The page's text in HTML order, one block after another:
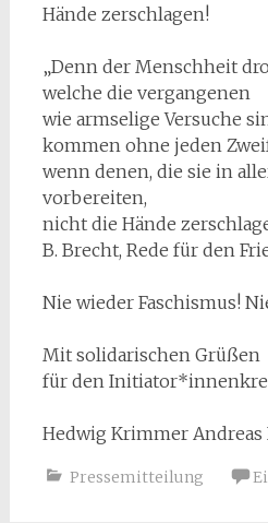
Hände zerschlagen!
„Denn der Menschheit
welche die vergangenen
wie armselige Versuche
kommen ohne jeden
wenn denen, die sie in
vorbereiten,
nicht die Hände
B. Brecht, Rede für den
Nie wieder Faschismus!
Mit solidarischen Grüßen
für den
Hedwig Krimmer Andreas
Pressemitteilung